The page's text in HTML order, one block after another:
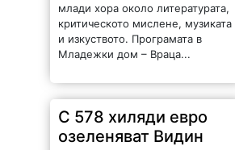
озеленяват Видин